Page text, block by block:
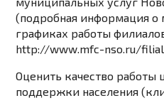
(подробная информация о
графиках работы
http://www.mfc-nso.ru/
Оценить качество работы
поддержки населения